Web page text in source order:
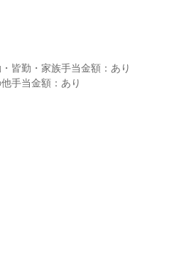
皆勤・家族手当金額：あり
手当金額：あり